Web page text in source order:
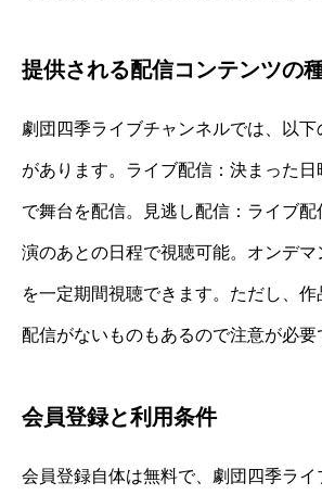
提供される配信コンテンツの
劇団四季ライブチャンネルでは、以
があります。ライブ配信：決まった日
で舞台を配信。見逃し配信：ライブ
演のあとの日程で視聴可能。オンデ
を一定期間視聴できます。ただし、作
配信がないものもあるので注意が必要
会員登録と利用条件
会員登録自体は無料で、劇団四季ライ